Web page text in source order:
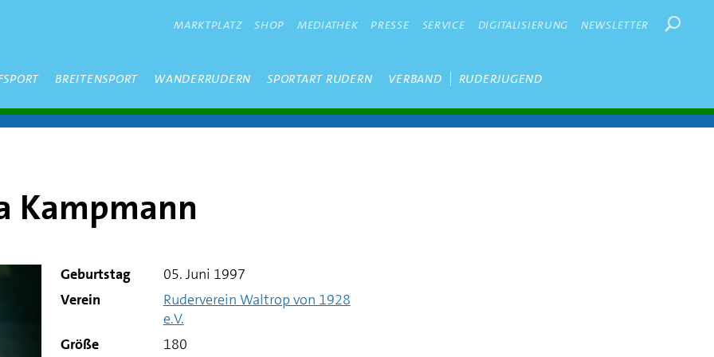
METANAVIGATION
MARKTPLATZ SHOP MEDIATHEK PRESSE SERVICE DIGITALISIERUNG NEWSLETTER
BREITENSPORT WANDERRUDERN SPORTART RUDERN VERBAND RUDERJUGEND
Kampmann
Geburtstag
05. Juni 1997
Verein
Ruderverein Waltrop von 1928
e.V.
Größe
180